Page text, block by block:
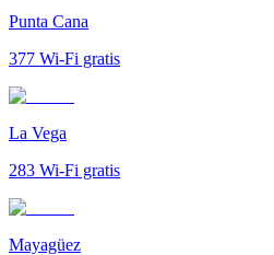
Punta Cana
377 Wi-Fi gratis
La Vega
283 Wi-Fi gratis
Mayagüez